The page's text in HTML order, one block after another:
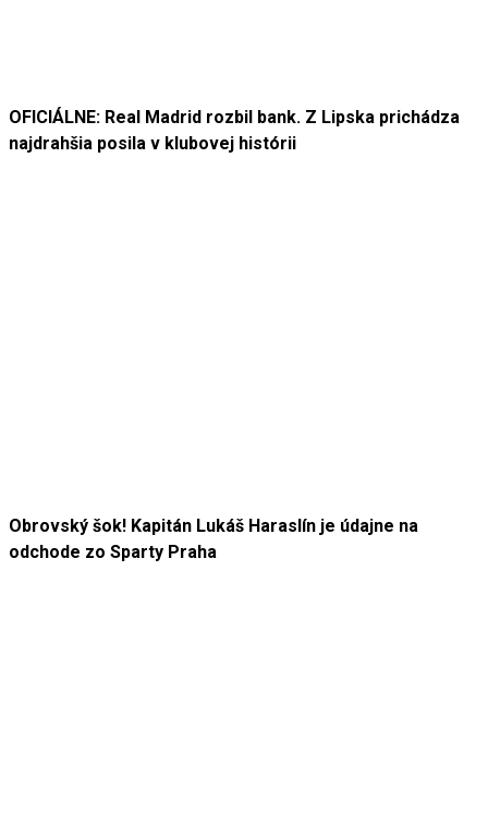
OFICIÁLNE: Real Madrid rozbil bank. Z Lipska prichádza
najdrahšia posila v klubovej histórii
Obrovský šok! Kapitán Lukáš Haraslín je údajne na
odchode zo Sparty Praha